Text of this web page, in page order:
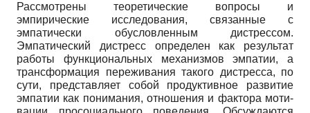
Рассмотрены теоретические вопросы и
эмпирические исследования, связанные с
эмпатически обусловленным дистрессом.
Эмпатический дистресс определен как результат
работы функциональных механизмов эмпатии, а
трансформация переживания такого дистресса, по
сути, представляет собой продуктивное развитие
эмпатии как понимания, отношения и фактора моти-